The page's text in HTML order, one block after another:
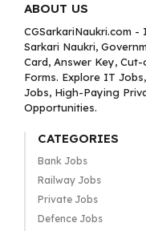
ABOUT US
CGSarkariNaukri.com
Sarkari Naukri,
Card, Answer Key,
Forms. Explore IT
Jobs, High-Paying
Opportunities.
CATEGORIES
Bank Jobs
Railway Jobs
Private Jobs
Defence Jobs